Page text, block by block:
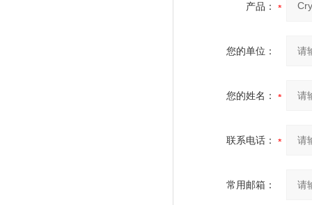
产品：
您的单位：
您的姓名：
联系电话：
常用邮箱：